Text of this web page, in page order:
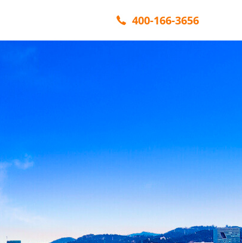
400-166-3656